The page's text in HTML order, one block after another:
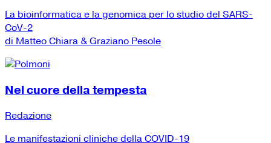
La bioinformatica e la genomica per lo studio del SARS-
CoV-2
di Matteo Chiara & Graziano Pesole
Nel cuore della tempesta
Redazione
Le manifestazioni cliniche della COVID-19